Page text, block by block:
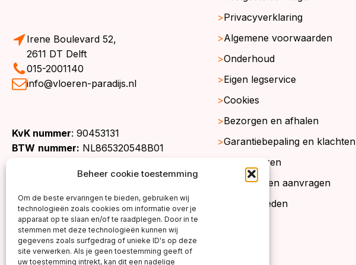
Beheer cookie toestemming
Om de beste ervaringen te bieden, gebruiken wij
technologieën zoals cookies om informatie over je
apparaat op te slaan en/of te raadplegen. Door in te
stemmen met deze technologieën kunnen wij
gegevens zoals surfgedrag of unieke ID's op deze
site verwerken. Als je geen toestemming geeft of
uw toestemming intrekt, kan dit een nadelige
Irene Boulevard 52,
2611 DT Delft
015-2001140
info@vloeren-paradijs.nl
KvK nummer: 90453131
BTW nummer: NL865320548B01
Privacyverklaring
Algemene voorwaarden
Onderhoud
Eigen legservice
Cookies
Bezorgen en afhalen
Garantiebepaling en klachten
Retourneren
Gratis stalen aanvragen
Werkgebieden